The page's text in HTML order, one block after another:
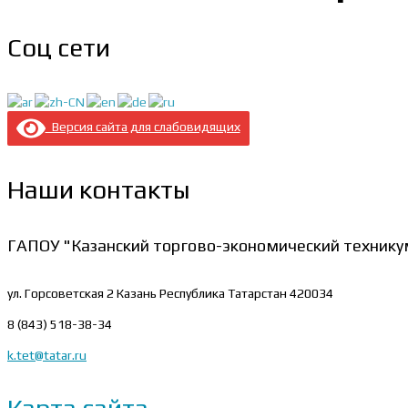
Соц сети
Версия сайта для слабовидящих
Наши контакты
ГАПОУ "Казанский торгово-экономический
ул. Горсоветская 2 Казань Республика Татарстан 420034
8 (843) 518-38-34
k.tet@tatar.ru